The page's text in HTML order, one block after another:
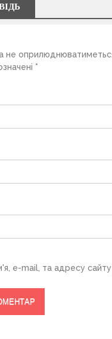
не
*
e-mail, та адресу